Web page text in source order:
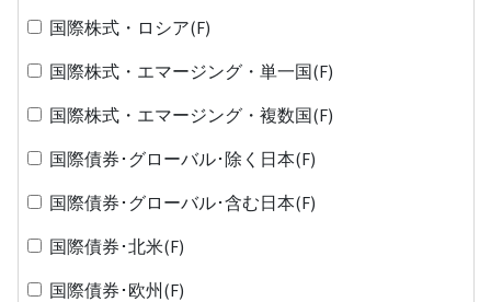
国際株式・ロシア(F)
国際株式・エマージング・単一国(F)
国際株式・エマージング・複数国(F)
国際債券･グローバル･除く日本(F)
国際債券･グローバル･含む日本(F)
国際債券･北米(F)
国際債券･欧州(F)